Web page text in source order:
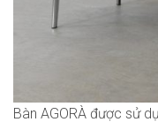
Bàn AGORÀ được sử